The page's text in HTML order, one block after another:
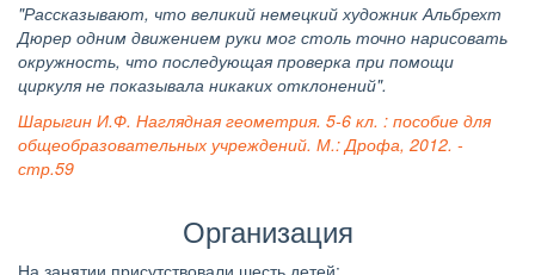
"Рассказывают, что великий немецкий художник Альбрехт
Дюрер одним движением руки мог столь точно нарисовать
окружность, что последующая проверка при помощи
циркуля не показывала никаких отклонений".
Шарыгин И.Ф. Наглядная геометрия. 5-6 кл. : пособие для
общеобразовательных учреждений. М.: Дрофа, 2012. -
стр.59
Организация